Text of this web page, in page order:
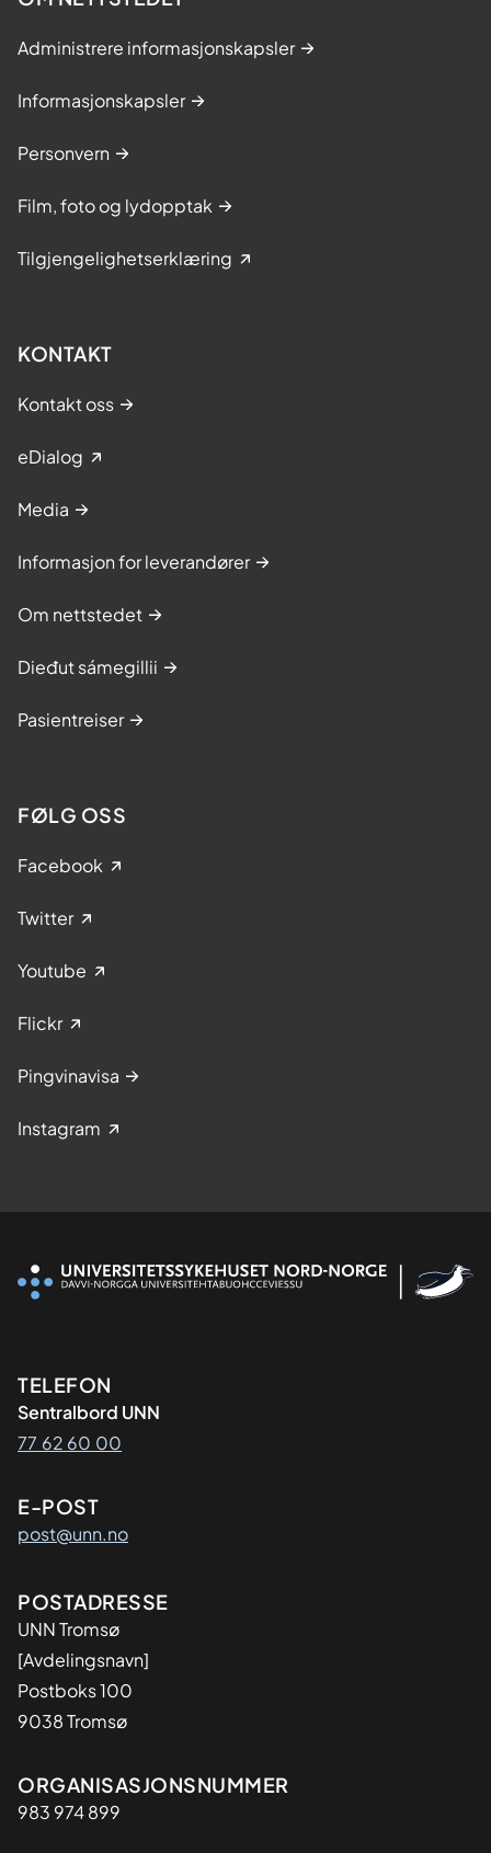
Administrere informasjonskapsler
Informasjonskapsler
Personvern
Film, foto og lydopptak
Tilgjengelighetserklæring
KONTAKT
Kontakt oss
eDialog
Media
Informasjon for leverandører
Om nettstedet
Dieđut sámegillii
Pasientreiser
FØLG OSS
Facebook
Twitter
Youtube
Flickr
Pingvinavisa
Instagram
Kontaktinformasjon
TELEFON
Sentralbord UNN
77 62 60 00
E-POST
post@unn.no
Adresse
POSTADRESSE
UNN Tromsø
[Avdelingsnavn]
Postboks 100
9038 Tromsø
Organisasjon
ORGANISASJONSNUMMER
983 974 899